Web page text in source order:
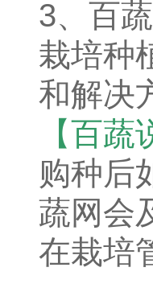
3、百
栽培种
和解决
【百蔬
购种后
蔬网会
在栽培